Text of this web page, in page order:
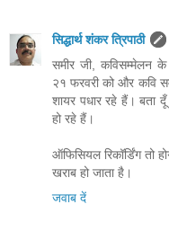
सिद्धार्थ शंकर त्रिपाठी
समीर जी, कविसम्मेलन के
२१ फरवरी को और कवि
शायर पधार रहे हैं। बता
हो रहे हैं।
ऑफिसियल रिकॉर्डिंग तो
खराब हो जाता है।
जवाब दें